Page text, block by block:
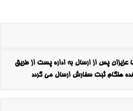
پس از ارسال به اداره پست از طریق
هنگام ثبت سفارش ارسال می گردد